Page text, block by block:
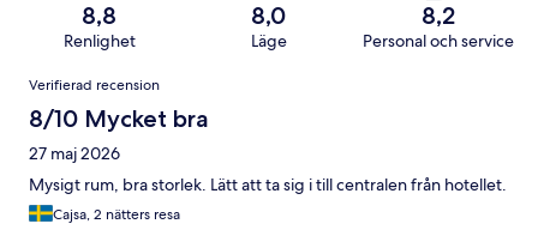
8,8
Renlighet
8,0
Läge
8,2
Personal och service
Recensioner
Verifierad recension
8/10 Mycket bra
27 maj 2026
Mysigt rum, bra storlek. Lätt att ta sig i till centralen från hotellet.
Cajsa, 2 nätters resa